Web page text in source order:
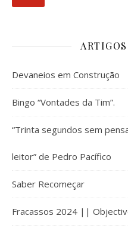
Devaneios em Construção
Bingo “Vontades da Tim”.
“Trinta segundos sem
leitor” de Pedro Pacífico
Saber Recomeçar
Fracassos 2024 ||